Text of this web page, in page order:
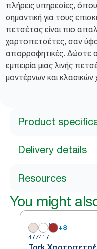
πλήρεις υπηρεσίες,
σημαντική για τους
πετσέτας είναι πιο
χαρτοπετσέτες, σαν
απορροφητικές. Δώστε
εμπειρία μιας λινής
μοντέρνων και
Product
Delivery details
Resources
You might
+8
477417